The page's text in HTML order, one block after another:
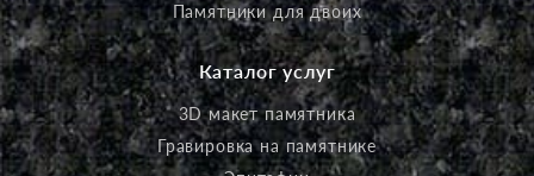
Памятники для двоих
Каталог услуг
3D макет памятника
Гравировка на памятнике